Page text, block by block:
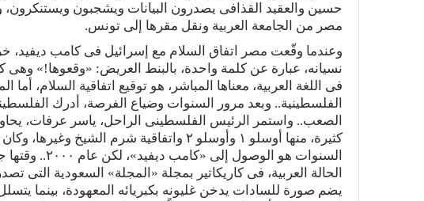
حسين والعقيد القذافى يصدرون البيانات ويشجبون
مصر من الجامعة العربية ونقل مقرها إلى تونس.
وعندما وقّعت مصر اتفاق السلام مع إسرائيل فى كامب ديفيد،
نسيانه، عبارة عن كلمة واحدة، بالبنط العريض: «وقعوها!» وهى
فى اللغة العربية، معناها المباشر، هو توقيع اتفاقية السلام،
الفلسطينية.. وبعد مرور السنوات وضياع الفرصة، أدرك
كثيرة، منها أوسلو ١ وأوسلو ٢ واتفاقية شرم
السنوات هو
الحالة العربية، فى كاريكاتير بمجلة «المجلة» السعودية التى
يضم صورة للسادات يدخن غليونه بكبريائه المعهودة، بينما